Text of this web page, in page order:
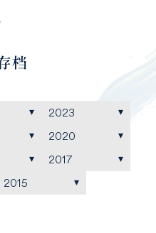
档
2023
2020
2017
2015